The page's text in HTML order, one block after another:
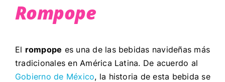
Rompope
El rompope es una de las bebidas navideñas más
tradicionales en América Latina. De acuerdo al
Gobierno de México, la historia de esta bebida se